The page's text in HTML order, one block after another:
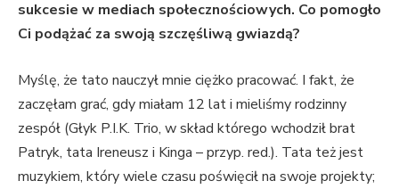
sukcesie w mediach społecznościowych. Co pomogło
Ci podążać za swoją szczęśliwą gwiazdą?
Myślę, że tato nauczył mnie ciężko pracować. I fakt, że
zaczęłam grać, gdy miałam 12 lat i mieliśmy rodzinny
zespół (Głyk P.I.K. Trio, w skład którego wchodził brat
Patryk, tata Ireneusz i Kinga – przyp. red.). Tata też jest
muzykiem, który wiele czasu poświęcił na swoje projekty;